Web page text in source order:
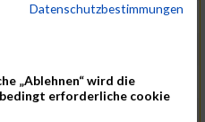
am See
Datenschutzbestimmungen
„Ablehnen“ wird die
erforderliche cookie